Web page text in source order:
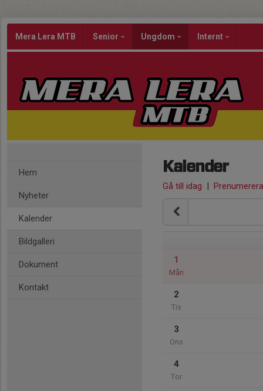
Mera Lera MTB Senior Ungdom Internt
Hem
Nyheter
Kalender
Bildgalleri
Dokument
Kontakt
Kalender
Gå till idag | Prenumerera
1
Mån
2
Tis
3
Ons
4
Tor